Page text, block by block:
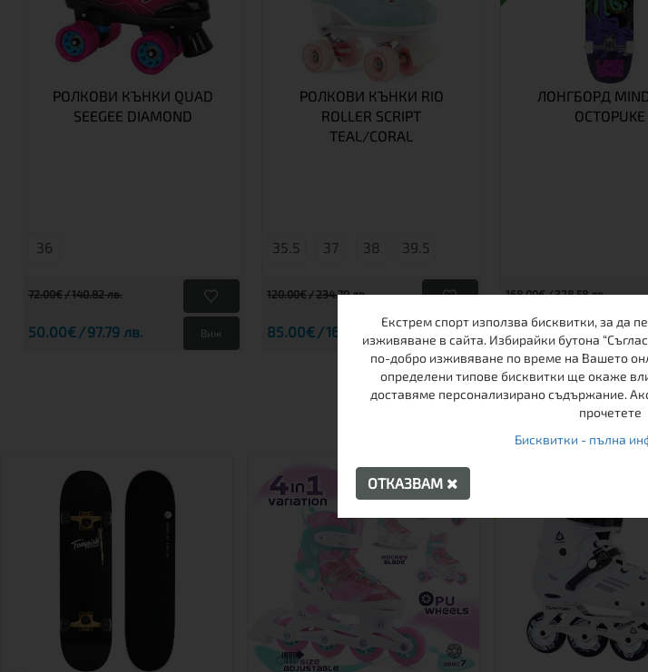
РОЛКОВИ КЪНКИ QUAD
SEEGEE DIAMOND
36
72.00€ 140.82 лв.
50.00€ 97.79 лв. Виж
РОЛКОВИ КЪНКИ RIO
ROLLER SCRIPT
TEAL/CORAL
35.5 37 38 39.5
120.00€ 234.70 лв.
85.00€ 166.25 лв. Виж
ЛОНГБОРД
OCTOPUKE
168.00€ 328.58 лв.
125.00€ 244.48 лв.
ОЩЕ ОТ ТАЗИ
Екстрем спорт използва бисквитки, за да
изживяване в сайта. Избирайки бутона
по-добро изживяване по време на Вашето
определени типове бисквитки ще окаже
доставяме персонализирано съдържание.
прочетете
Бисквитки - пълна
ОТКАЗВАМ